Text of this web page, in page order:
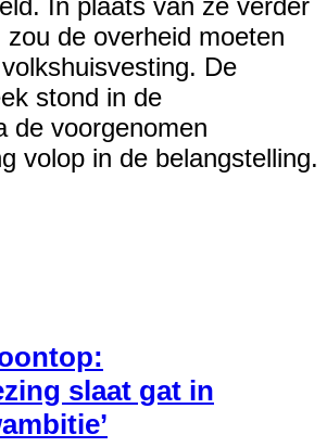
In plaats van ze verder
de overheid moeten
De
stond in de
de voorgenomen
volop in de belangstelling.
slaat gat in